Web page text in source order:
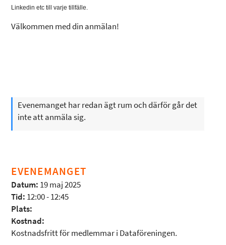
Linkedin etc till varje tillfälle.
Välkommen med din anmälan!
Evenemanget har redan ägt rum och därför går det
inte att anmäla sig.
EVENEMANGET
Datum: 19 maj 2025
Tid: 12:00 - 12:45
Plats:
Kostnad:
Kostnadsfritt för medlemmar i Dataföreningen.